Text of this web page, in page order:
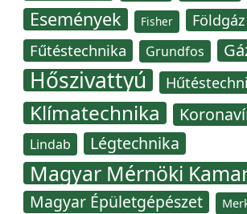
Események Fisher Földgáz
Fűtéstechnika Grundfos
Hőszivattyú
Klímatechnika
Lindab Légtechnika
Magyar Mérnöki
Magyar Épületgépészet